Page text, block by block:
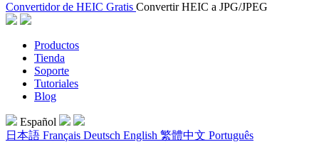
Convertidor de HEIC Gratis Convertir HEIC a JPG/JPEG
Productos
Tienda
Soporte
Tutoriales
Blog
Español
日本語 Français Deutsch English 繁體中文 Português